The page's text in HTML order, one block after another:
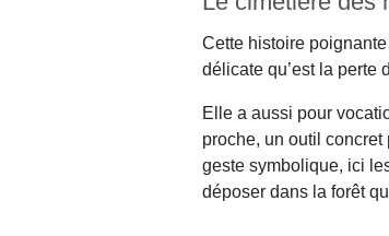
Cette histoire
délicate qu’est la perte
Elle a aussi pour
proche, un outil
geste symbolique, ici
déposer dans la forêt